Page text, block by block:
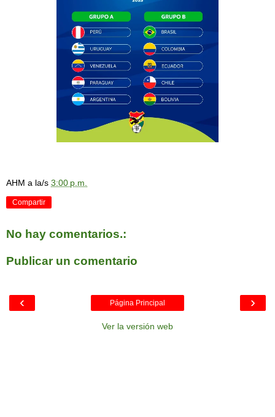
AHM a la/s 3:00 p.m.
Compartir
No hay comentarios.:
Publicar un comentario
‹ ›
Página Principal
Ver la versión web